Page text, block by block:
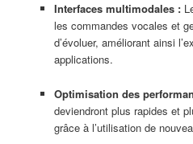
Interfaces multimodales :
les commandes vocales et
d’évoluer, améliorant ainsi
applications.
Optimisation des
deviendront plus rapides et
grâce à l’utilisation de